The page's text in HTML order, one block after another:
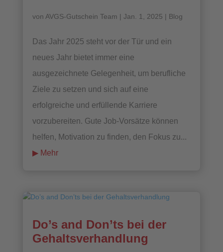
von AVGS-Gutschein Team | Jan. 1, 2025 | Blog
Das Jahr 2025 steht vor der Tür und ein
neues Jahr bietet immer eine
ausgezeichnete Gelegenheit, um berufliche
Ziele zu setzen und sich auf eine
erfolgreiche und erfüllende Karriere
vorzubereiten. Gute Job-Vorsätze können
helfen, Motivation zu finden, den Fokus zu...
mehr lesen
Do’s and Don’ts bei der
Gehaltsverhandlung